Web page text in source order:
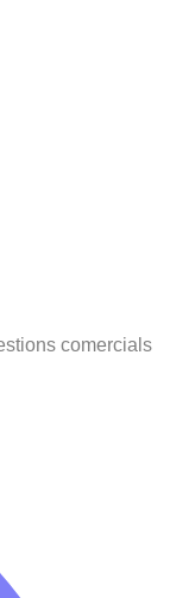
comercials